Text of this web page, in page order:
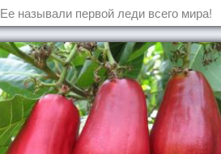
Ее называли первой леди всего мира!